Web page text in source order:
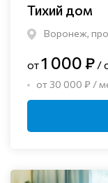
Тихий дом
Воронеж,
от1 000 ₽ /
от 30 000 ₽ /